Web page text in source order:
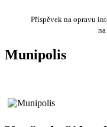
Příspěvek na opravu
Munipolis